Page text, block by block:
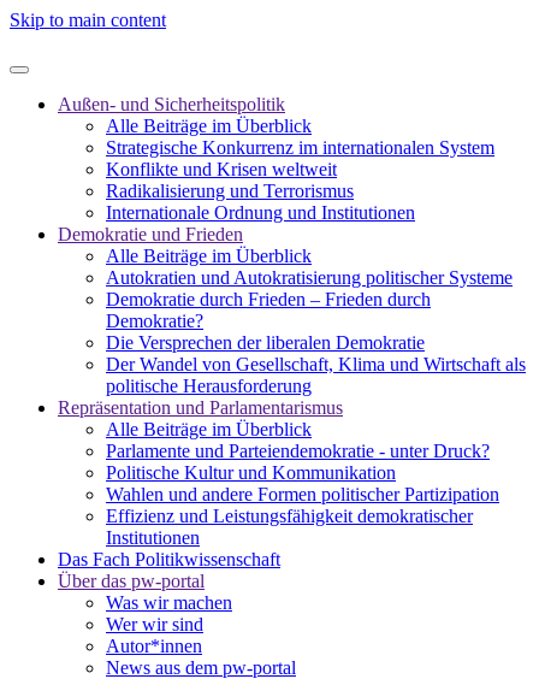
Skip to main content
Außen- und Sicherheitspolitik
Alle Beiträge im Überblick
Strategische Konkurrenz im internationalen System
Konflikte und Krisen weltweit
Radikalisierung und Terrorismus
Internationale Ordnung und Institutionen
Demokratie und Frieden
Alle Beiträge im Überblick
Autokratien und Autokratisierung politischer Systeme
Demokratie durch Frieden – Frieden durch
Demokratie?
Die Versprechen der liberalen Demokratie
Der Wandel von Gesellschaft, Klima und Wirtschaft als
politische Herausforderung
Repräsentation und Parlamentarismus
Alle Beiträge im Überblick
Parlamente und Parteiendemokratie - unter Druck?
Politische Kultur und Kommunikation
Wahlen und andere Formen politischer Partizipation
Effizienz und Leistungsfähigkeit demokratischer
Institutionen
Das Fach Politikwissenschaft
Über das pw-portal
Was wir machen
Wer wir sind
Autor*innen
News aus dem pw-portal